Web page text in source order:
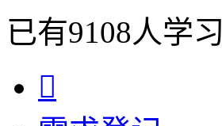
已有9108人学习
